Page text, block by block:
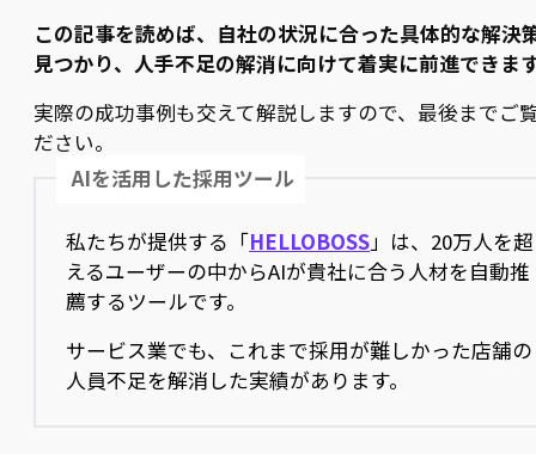
この記事を読めば、自社の状況に合った具体的な解決
見つかり、人手不足の解消に向けて着実に前進できま
実際の成功事例も交えて解説しますので、最後までご
ださい。
AIを活用した採用ツール
私たちが提供する「HELLOBOSS」は、20万人を超
えるユーザーの中からAIが貴社に合う人材を自動推
薦するツールです。
サービス業でも、これまで採用が難しかった店舗の
人員不足を解消した実績があります。